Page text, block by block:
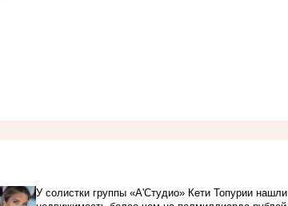
У солистки группы «А'Студио» Кети Топурии нашли